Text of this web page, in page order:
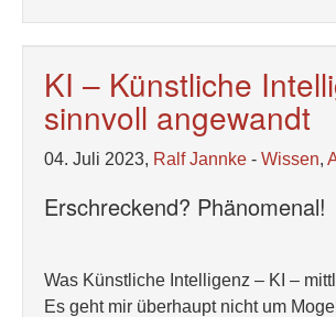
KI – Künstliche
sinnvoll angewandt
04. Juli 2023, Ralf Jannke - Wissen,
Erschreckend? Phänomenal!
Was Künstliche Intelligenz – KI –
Es geht mir überhaupt nicht um